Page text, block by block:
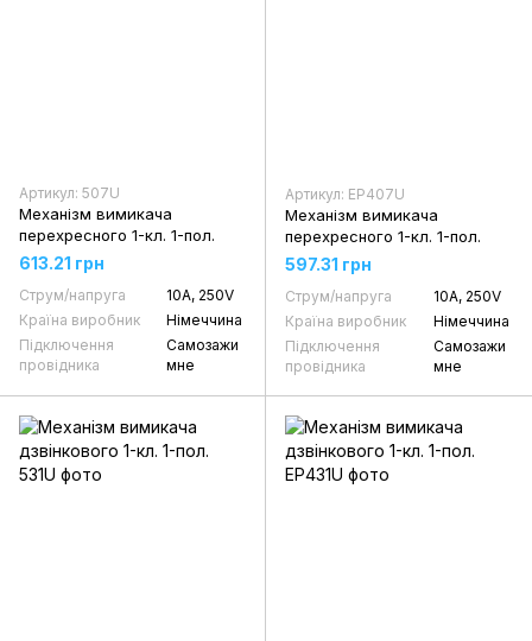
Артикул: 507U
Механізм вимикача
перехресного 1-кл. 1-пол.
613.21 грн
Струм/напруга
10А, 250V
Країна виробник
Німеччина
Підключення
провідника
Самозажи
мне
Артикул: EP407U
Механізм вимикача
перехресного 1-кл. 1-пол.
597.31 грн
Струм/напруга
10А, 250V
Країна виробник
Німеччина
Підключення
провідника
Самозажи
мне